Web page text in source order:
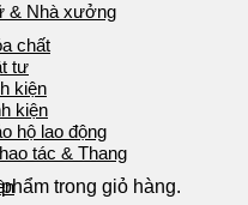
trong giỏ hàng.
& Nhà xưởng
chất
tư
kiện
kiện
hộ lao động
tác & Thang